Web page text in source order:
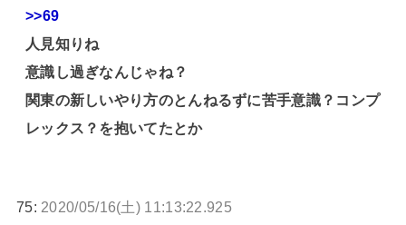
>>69
人見知りね
意識し過ぎなんじゃね？
関東の新しいやり方のとんねるずに苦手意識？コンプ
レックス？を抱いてたとか
75: 2020/05/16(土) 11:13:22.925